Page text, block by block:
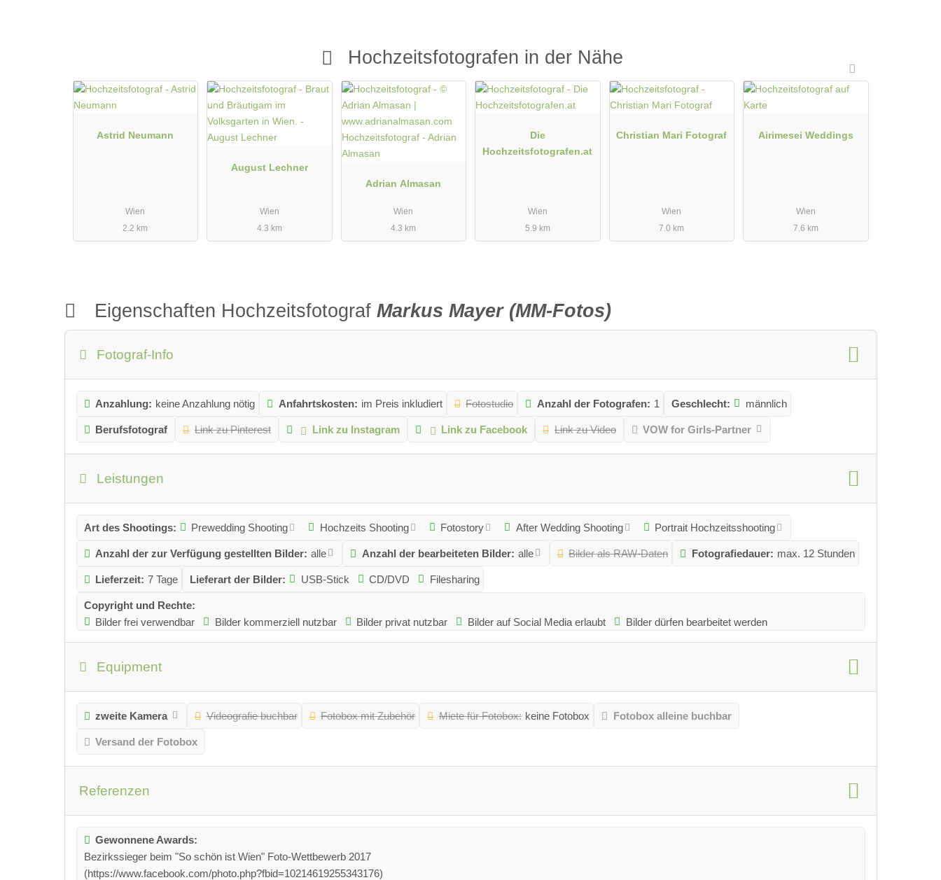
Hochzeitsfotografen in der Nähe
Astrid Neumann
Wien
2.2 km
August Lechner
Wien
4.3 km
Adrian Almasan
Wien
4.3 km
Die
Hochzeitsfotografen.at
Wien
5.9 km
Christian Mari Fotograf
Wien
7.0 km
Airimesei Weddings
Wien
7.6 km
Eigenschaften HochzeitsfotografMarkus Mayer (MM-Fotos)
Fotograf-Info
Anzahlung: keine Anzahlung nötig Anfahrtskosten: im Preis inkludiert Fotostudio Anzahl der Fotografen: 1 Geschlecht: männlich
Berufsfotograf Link zu Pinterest Link zu Instagram Link zu Facebook Link zu Video VOW for Girls-Partner
Leistungen
Art des Shootings: Prewedding Shooting Hochzeits Shooting Fotostory After Wedding Shooting Portrait Hochzeitsshooting
Anzahl der zur Verfügung gestellten Bilder: alle Anzahl der bearbeiteten Bilder: alle Bilder als RAW-Daten Fotografiedauer: max. 12 Stunden
Lieferzeit: 7 Tage Lieferart der Bilder: USB-Stick CD/DVD Filesharing
Copyright und Rechte:
Bilder frei verwendbar
Bilder kommerziell nutzbar Bilder privat nutzbar Bilder auf Social Media erlaubt Bilder dürfen bearbeitet werden
Equipment
zweite Kamera Videografie buchbar Fotobox mit Zubehör Miete für Fotobox: keine Fotobox Fotobox alleine buchbar
Versand der Fotobox
Referenzen
Gewonnene Awards:
Bezirkssieger beim "So schön ist Wien" Foto-Wettbewerb 2017
(https://www.facebook.com/photo.php?fbid=10214619255343176)